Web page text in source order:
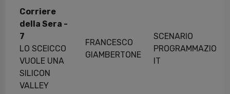
Corriere
della Sera -
7
LO SCEICCO
VUOLE UNA
SILICON
VALLEY
FRANCESCO
GIAMBERTONE
SCENARIO
PROGRAMMAZIONE
IT